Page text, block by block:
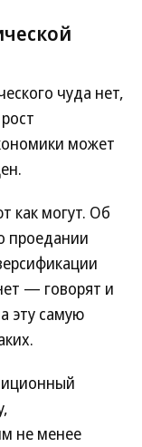
чуда нет,
может
как могут. Об
проедании
— говорят и
эту самую
не менее